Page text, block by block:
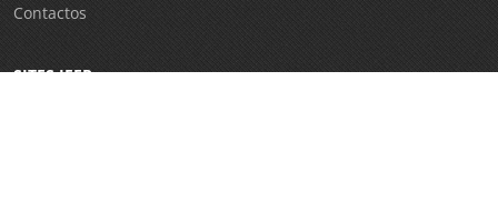
Contactos
SITES IEFP